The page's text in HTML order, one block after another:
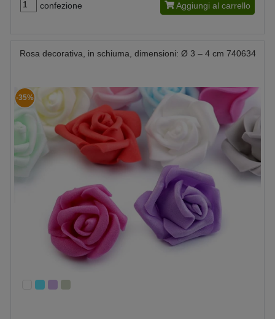
confezione Aggiungi al carrello
Rosa decorativa, in schiuma, dimensioni: Ø 3 – 4 cm 740634
-35%